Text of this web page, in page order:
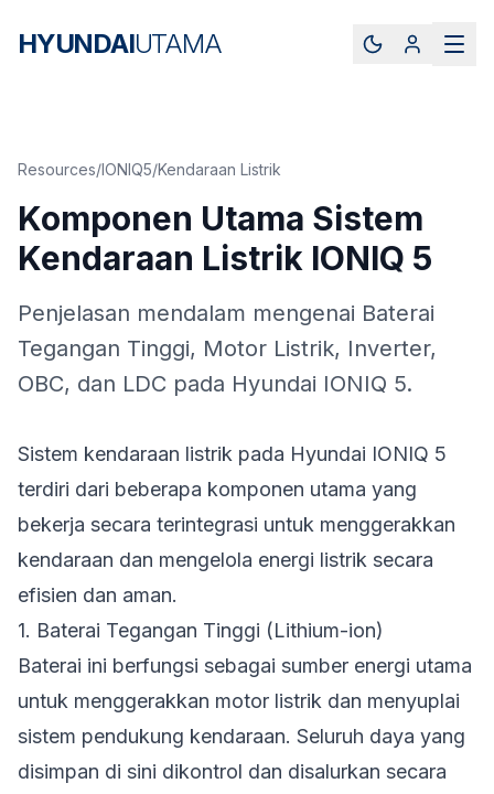
HYUNDAIUTAMA
Resources/IONIQ5/Kendaraan Listrik
Komponen Utama Sistem
Kendaraan Listrik IONIQ 5
Penjelasan mendalam mengenai Baterai
Tegangan Tinggi, Motor Listrik, Inverter,
OBC, dan LDC pada Hyundai IONIQ 5.
Sistem kendaraan listrik pada Hyundai IONIQ 5
terdiri dari beberapa komponen utama yang
bekerja secara terintegrasi untuk menggerakkan
kendaraan dan mengelola energi listrik secara
efisien dan aman.
1. Baterai Tegangan Tinggi (Lithium-ion)
Baterai ini berfungsi sebagai sumber energi utama
untuk menggerakkan motor listrik dan menyuplai
sistem pendukung kendaraan. Seluruh daya yang
disimpan di sini dikontrol dan disalurkan secara